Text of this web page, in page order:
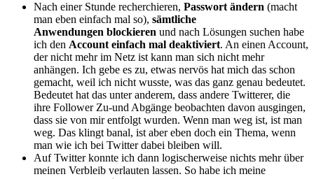
Nach einer Stunde recherchieren, Passwort ändern (macht
man eben einfach mal so), sämtliche
Anwendungen blockieren und nach Lösungen suchen habe
ich den Account einfach mal deaktiviert. An einen Account,
der nicht mehr im Netz ist kann man sich nicht mehr
anhängen. Ich gebe es zu, etwas nervös hat mich das schon
gemacht, weil ich nicht wusste, was das ganz genau bedeutet.
Bedeutet hat das unter anderem, dass andere Twitterer, die
ihre Follower Zu-und Abgänge beobachten davon ausgingen,
dass sie von mir entfolgt wurden. Wenn man weg ist, ist man
weg. Das klingt banal, ist aber eben doch ein Thema, wenn
man wie ich bei Twitter dabei bleiben will.
Auf Twitter konnte ich dann logischerweise nichts mehr über
meinen Verbleib verlauten lassen. So habe ich meine